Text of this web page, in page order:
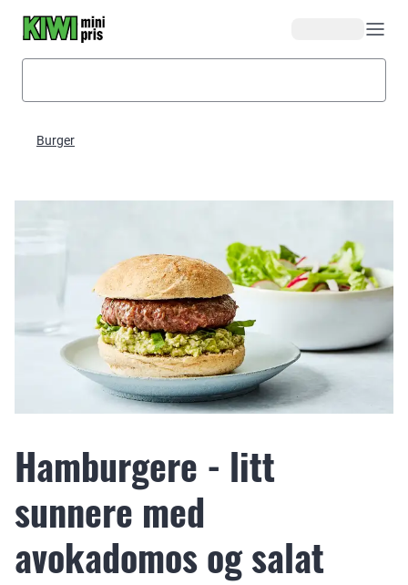
Burger
Hamburgere - litt
sunnere med
avokadomos og salat